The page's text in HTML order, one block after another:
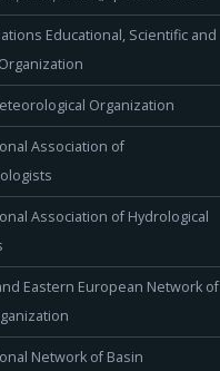
Educational, Scientific and
Organization
Association of
Association of Hydrological
Eastern European Network of
Network of Basin